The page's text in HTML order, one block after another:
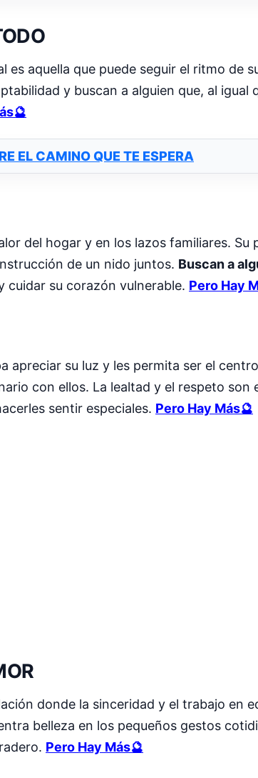
es aquella que puede seguir el ritmo de
y buscan a alguien que, al igual
EL CAMINO QUE TE ESPERA
del hogar y en los lazos familiares. Su
de un nido juntos. Buscan a
su corazón vulnerable. Pero Hay
apreciar su luz y les permita ser el
con ellos. La lealtad y el respeto son
sentir especiales. Pero Hay Más🔮
donde la sinceridad y el trabajo en
belleza en los pequeños gestos
Pero Hay Más🔮